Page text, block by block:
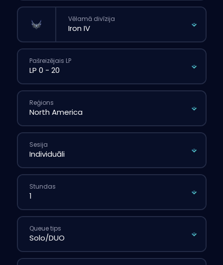
Vēlamā divīzija
Pašreizējais LP
Reģions
Sesija
Stundas
Queue tips